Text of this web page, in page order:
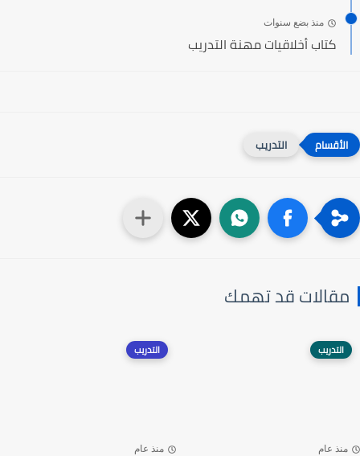
منذ بضع سنوات
كتاب أخلاقيات مهنة التدريب
التدريب
مقالات قد تهمك
التدريب
منذ عام
التدريب
منذ عام